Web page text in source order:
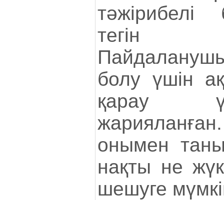
тәжірибелі
тегін
болу үшін
қарау
онымен
нақты не
шешуге